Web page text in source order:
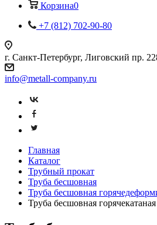
Корзина0
+7 (812) 702-90-80
г. Санкт-Петербург, Лиговский пр.
info@metall-company.ru
Главная
Каталог
Трубный прокат
Труба бесшовная
Труба бесшовная
Труба бесшовная